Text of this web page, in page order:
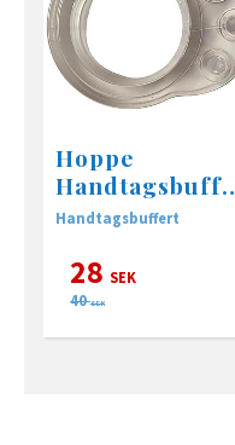
Hoppe
Handtagsbuffe
rt 18mm
Handtagsbuffert
28 SEK
40 SEK